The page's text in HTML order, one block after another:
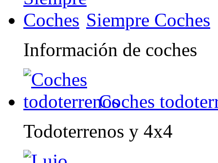
Siempre Coches
Información de coches
Coches
Todoterrenos y 4x4